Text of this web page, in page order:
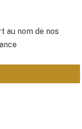
au nom de nos